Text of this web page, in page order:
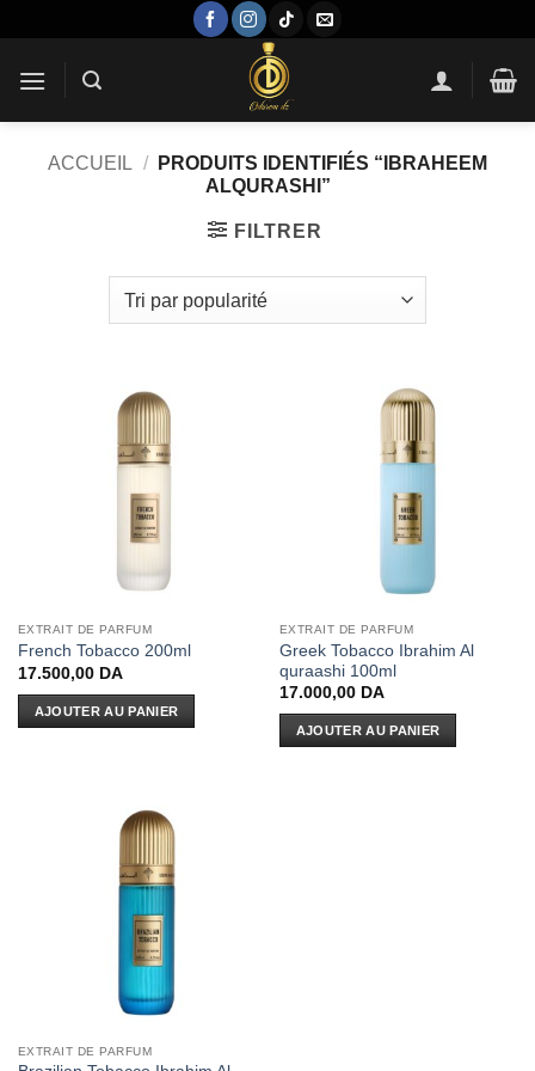
contenu
ACCUEIL /
PRODUITS IDENTIFIÉS “IBRAHEEM
ALQURASHI”
FILTRER
EXTRAIT DE PARFUM
French Tobacco 200ml
17.500,00 DA
AJOUTER AU PANIER
EXTRAIT DE PARFUM
Greek Tobacco Ibrahim Al
quraashi 100ml
17.000,00 DA
AJOUTER AU PANIER
EXTRAIT DE PARFUM